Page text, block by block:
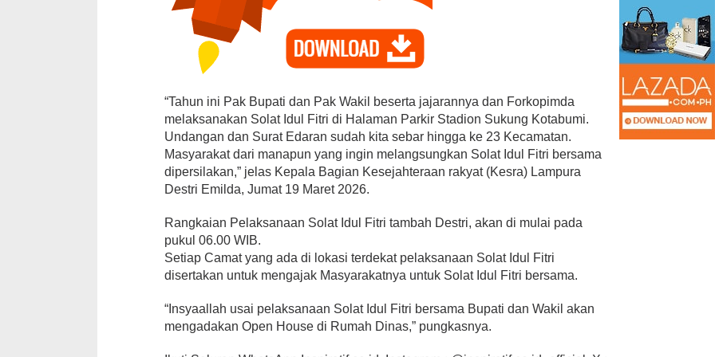
“Tahun ini Pak Bupati dan Pak Wakil beserta jajarannya dan Forkopimda
melaksanakan Solat Idul Fitri di Halaman Parkir Stadion Sukung Kotabumi.
Undangan dan Surat Edaran sudah kita sebar hingga ke 23 Kecamatan.
Masyarakat dari manapun yang ingin melangsungkan Solat Idul Fitri bersama
dipersilakan,” jelas Kepala Bagian Kesejahteraan rakyat (Kesra) Lampura
Destri Emilda, Jumat 19 Maret 2026.
Rangkaian Pelaksanaan Solat Idul Fitri tambah Destri, akan di mulai pada
pukul 06.00 WIB.
Setiap Camat yang ada di lokasi terdekat pelaksanaan Solat Idul Fitri
disertakan untuk mengajak Masyarakatnya untuk Solat Idul Fitri bersama.
“Insyaallah usai pelaksanaan Solat Idul Fitri bersama Bupati dan Wakil akan
mengadakan Open House di Rumah Dinas,” pungkasnya.
12 Kandidat Bersaing Dalam
Ajang Pemilihan Anggota BPD
Brekat
PAN Kota Bandar Lampung
Bergerak Cepat, Ringankan
Beban Keluarga Korban